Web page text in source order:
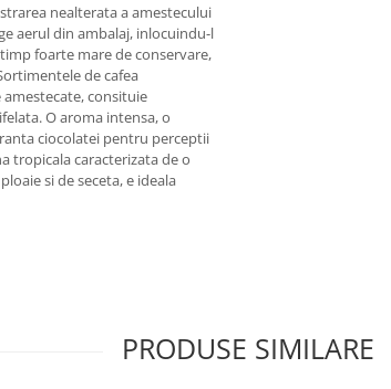
nealterata a amestecului
aerul din ambalaj, inlocuindu-l
foarte mare de conservare,
de cafea
consituie
O aroma intensa, o
ciocolatei pentru perceptii
tropicala caracterizata de o
si de seceta, e ideala
PRODUSE SIMILARE